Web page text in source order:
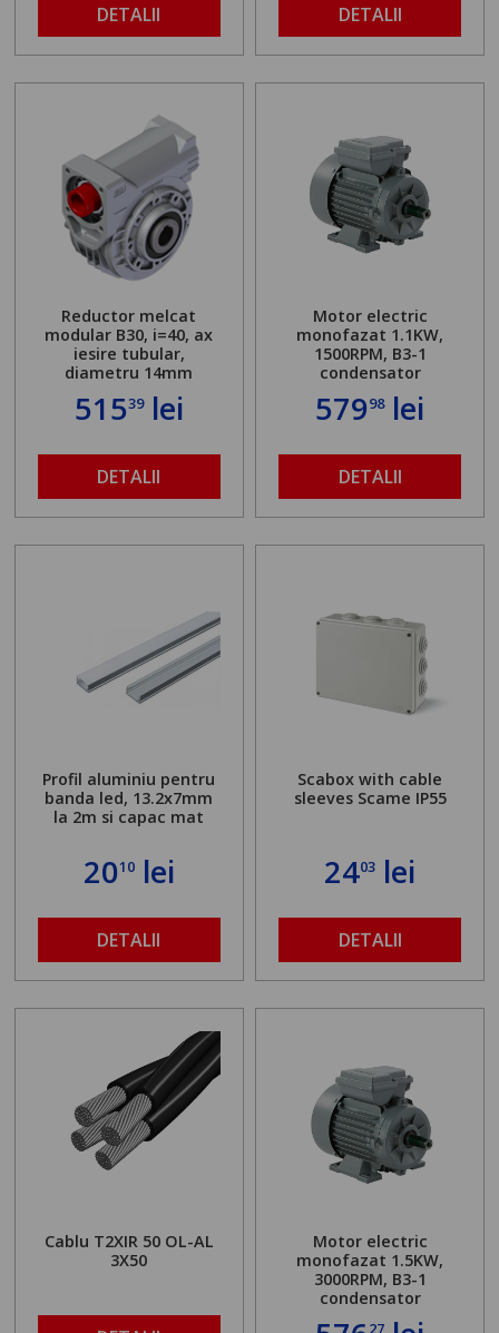
DETALII DETALII
Reductor melcat
modular B30, i=40, ax
iesire tubular,
diametru 14mm
51539lei
DETALII
Motor electric
monofazat 1.1KW,
1500RPM, B3-1
condensator
57998lei
DETALII
Profil aluminiu pentru
banda led, 13.2x7mm
la 2m si capac mat
2010lei
DETALII
Scabox with cable
sleeves Scame IP55
2403 lei
DETALII
Cablu T2XIR 50 OL-AL
3X50
Motor electric
monofazat 1.5KW,
3000RPM, B3-1
condensator
27